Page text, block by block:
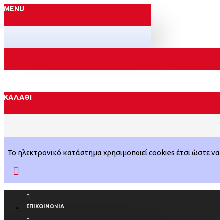
MENU
ΚΑΛΆΘΙ
Το ηλεκτρονικό κατάστημα χρησιμοποιεί cookies έτσι ώστε
ΕΠΙΚΟΙΝΩΝΊΑ